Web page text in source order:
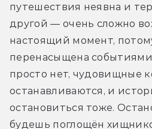
путешествия неявна и
другой — очень сложно
настоящий момент,
перенасыщена
просто нет, чудовищные
останавливаются, и
остановиться тоже.
будешь поглощён